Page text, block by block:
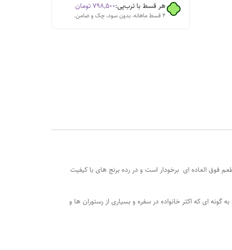
هر قسط با ترب‌پی:۷۹۸٬۵۰۰ تومان
۴ قسط ماهانه. بدون سود، چک و ضامن.
فوق العاده ای برخودار است و در رده برنج های با کیفیت
ای که اکثر خانواده‌ در سفره‌ و بسیاری از رستوران‌ ها و